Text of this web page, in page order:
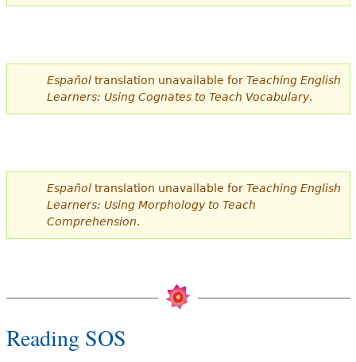
Españoltranslation unavailable for Teaching English
Learners: Using Cognates to Teach Vocabulary.
Españoltranslation unavailable for Teaching English
Learners: Using Morphology to Teach
Comprehension.
Reading SOS